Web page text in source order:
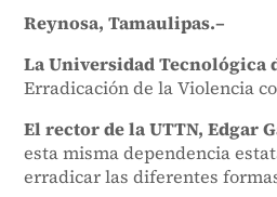
Reynosa, Tamaulipas.–
La Universidad Tecnológica
Erradicación de la Violencia
El rector de la UTTN, Edgar
esta misma dependencia
erradicar las diferentes